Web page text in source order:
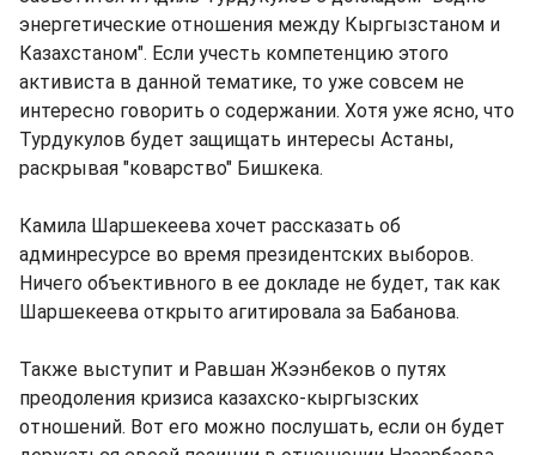
энергетические отношения между Кыргызстаном и
Казахстаном". Если учесть компетенцию этого
активиста в данной тематике, то уже совсем не
интересно говорить о содержании. Хотя уже ясно, что
Турдукулов будет защищать интересы Астаны,
раскрывая "коварство" Бишкека.
Камила Шаршекеева хочет рассказать об
админресурсе во время президентских выборов.
Ничего объективного в ее докладе не будет, так как
Шаршекеева открыто агитировала за Бабанова.
Также выступит и Равшан Жээнбеков о путях
преодоления кризиса казахско-кыргызских
отношений. Вот его можно послушать, если он будет